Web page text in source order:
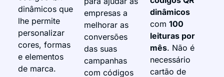
dinâmicos que
lhe permite
personalizar
cores, formas
e elementos
de marca.
empresas a
melhorar as
conversões
das suas
campanhas
com códigos
dinâmicos
com 100
leituras por
mês. Não é
necessário
cartão de